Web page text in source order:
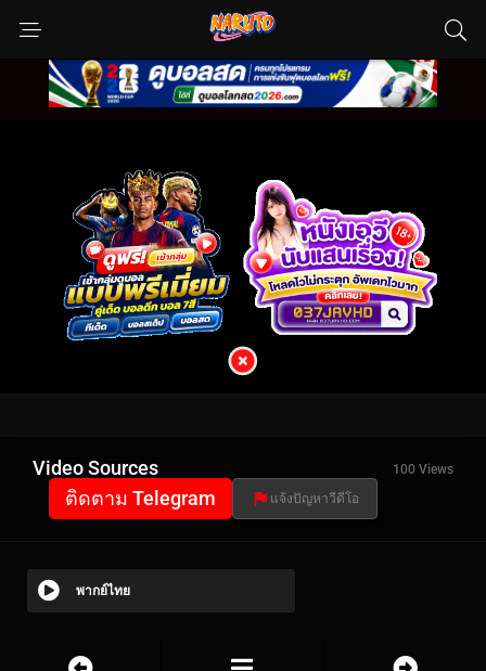
Video Sources 100 Views
ติดตาม Telegram แจ้งปัญหาวีดีโอ
พากย์ไทย